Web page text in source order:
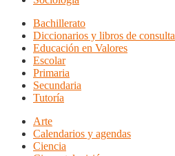
Bachillerato
Diccionarios y libros de consulta
Educación en Valores
Escolar
Primaria
Secundaria
Tutoría
Arte
Calendarios y agendas
Ciencia